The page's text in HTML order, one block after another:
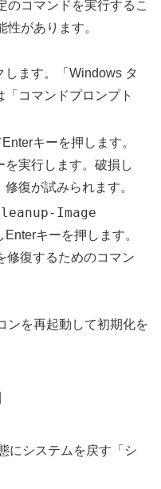
のコマンドを実行するこ
があります。
します。「Windows タ
コマンドプロンプト
キーを押します。
を実行します。破損し
復が試みられます。
Image
Enterキーを押します。
修復するためのコマン
ンを再起動して初期化を
にシステムを戻す「シ